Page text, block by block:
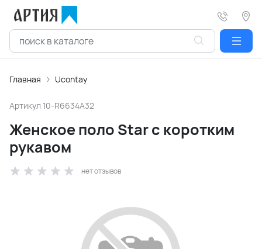
Главная Ucontay
Артикул 10-R6634A32
Женское поло Star с коротким
рукавом
нет отзывов